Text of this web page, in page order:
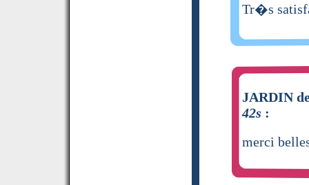
Tr�s
JARDIN
42s :
merci